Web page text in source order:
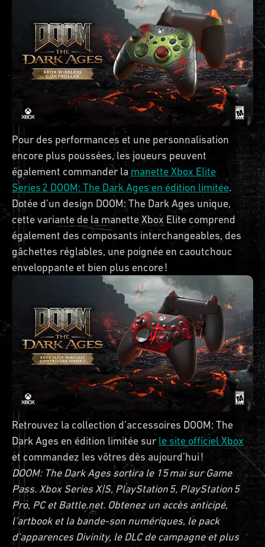
Pour des performances et une personnalisation
encore plus poussées, les joueurs peuvent
également commander la manette Xbox Elite
Series 2 DOOM: The Dark Ages en édition limitée.
Dotée d’un design DOOM: The Dark Ages unique,
cette variante de la manette Xbox Elite comprend
également des composants interchangeables, des
gâchettes réglables, une poignée en caoutchouc
enveloppante et bien plus encore !
Retrouvez la collection d’accessoires DOOM: The
Dark Ages en édition limitée surle site officiel Xbox
et commandez les vôtres dès aujourd’hui !
DOOM: The Dark Ages sortira le 15 mai sur Game
Pass. Xbox Series X|S, PlayStation 5, PlayStation 5
Pro, PC et Battle.net. Obtenez un accès anticipé,
l’artbook et la bande-son numériques, le pack
d’apparences Divinity, le DLC de campagne et plus